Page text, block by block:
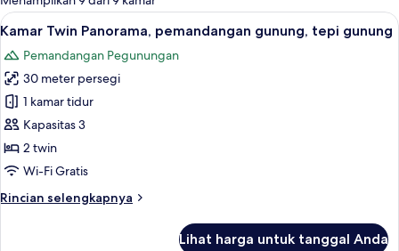
kamar
Lihat
semua
foto
untuk
Kamar
Twin
Panorama,
pemandangan
tepi
Kamar Twin Panorama,
9
Kamar Twin Panorama, pemandangan gunung, tepi gunung
Pemandangan Pegunungan
30 meter persegi
1 kamar tidur
Kapasitas 3
2 twin
Wi-Fi Gratis
Rincian selengkapnya
Rincian
Lihat harga untuk tanggal Anda